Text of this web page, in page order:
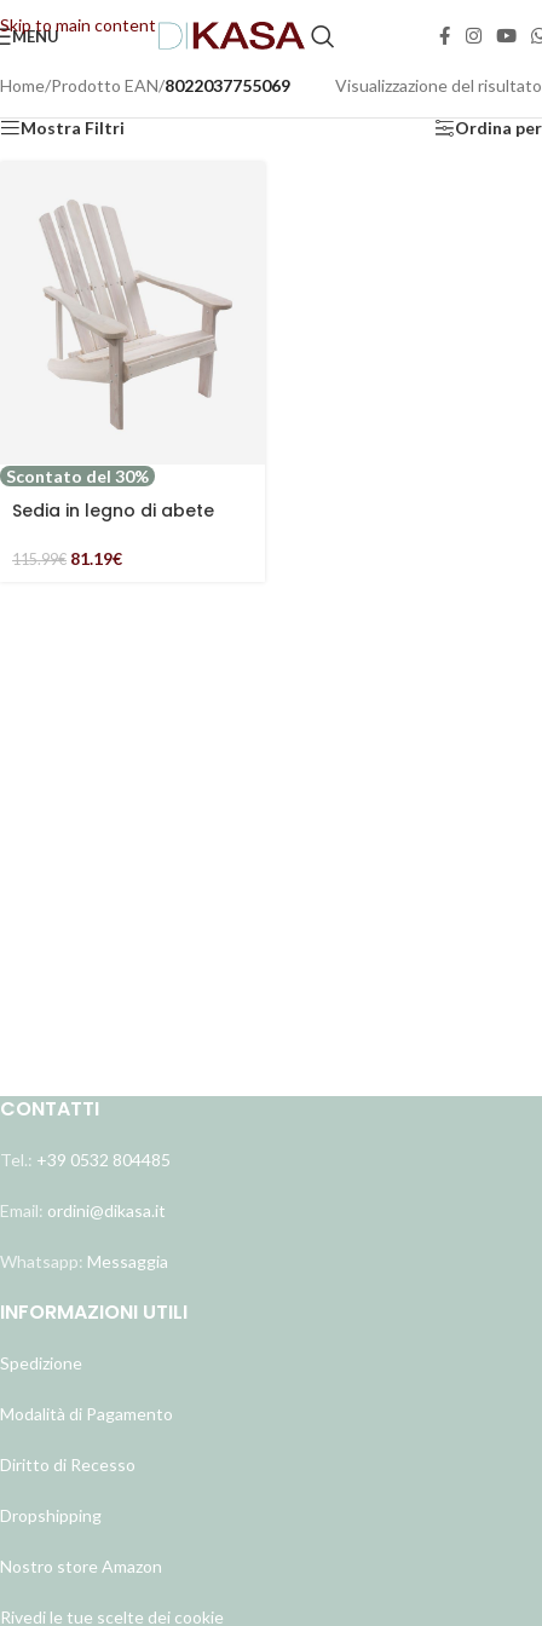
Skip to main content
📢 Dal 08/08/2026 al 23/08/2026 (compresi) gli ordini saranno evasi con tempi di
MENU
Home/Prodotto EAN/8022037755069 Visualizzazione del risultato
Mostra Filtri Ordina per
Scontato del 30%
Sedia in legno di abete
115.99€ 81.19€
CONTATTI
Tel.: +39 0532 804485
Email: ordini@dikasa.it
Whatsapp: Messaggia
INFORMAZIONI UTILI
Spedizione
Modalità di Pagamento
Diritto di Recesso
Dropshipping
Nostro store Amazon
Rivedi le tue scelte dei cookie